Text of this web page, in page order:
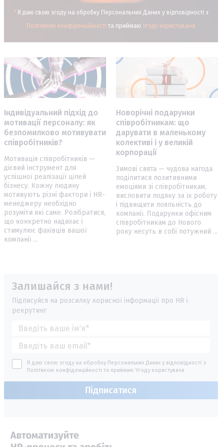
* Я даю свою згоду на обробку Персональних Даних у відповідності з
Політикою конфіденційності та приймаю Угоду користувача
Індивідуальний підхід до
мотивації персоналу: як
безпомилково мотивувати
співробітників?
Мотивація співробітників —
дієвий інструмент для
успішної реалізації цілей
бізнесу. Кожну людину
мотивують різні фактори і HR-
менеджеру необхідно
розуміти які саме. Розібратися,
що конкретно надихає і
стимулює фахівців вашої
компанії ...
Новорічні подарунки
співробітникам: що
дарувати в маленькому
колективі і у великій
корпорації
Зимові свята — чудова нагода
поділитися позитивними
емоціями зі співробітникам,
висловити подяку за їх роботу
і підвищити лояльність до
компанії. Подарунки офісним
співробітникам до Нового
року несуть в собі потужний ...
Залишайся з нами!
Підписуйся на розсилку корисної інформації про HR і
рекрутинг
Я даю свою згоду на обробку Персональних Даних у відповідності з
Політикою конфіденційності та приймаю Угоду користувача